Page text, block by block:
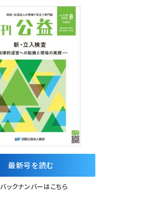
最新号を読む
バックナンバーはこちら